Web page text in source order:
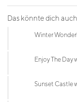
Das könnte dich auch
Winter
Enjoy The Day
Sunset Castle